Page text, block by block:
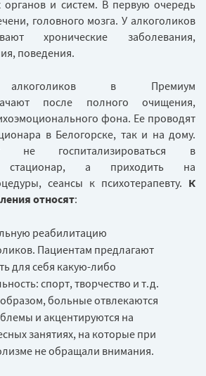
органов и систем. В первую очередь
головного мозга. У алкоголиков
хронические заболевания,
поведения.
алкоголиков в Премиум
после полного очищения,
фона. Ее проводят
в Белогорске, так и на дому.
не госпитализироваться в
стационар, а приходить на
сеансы к психотерапевту. К
относят:
реабилитацию
Пациентам предлагают
для себя какую-либо
спорт, творчество и т.д.
больные отвлекаются
и акцентируются на
занятиях, на которые при
не обращали внимания.